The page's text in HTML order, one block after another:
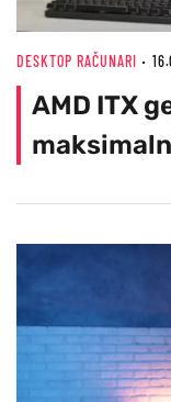
DESKTOP RAČUNARI
AMD ITX